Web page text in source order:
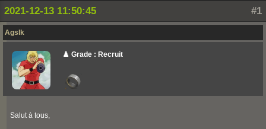
#1
2021-12-13 11:50:45
Agslk
♟️ Grade : Recruit
Salut à tous,